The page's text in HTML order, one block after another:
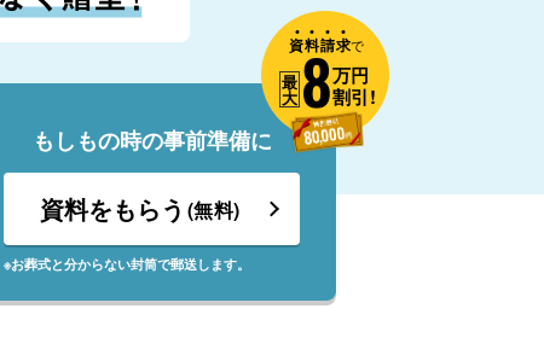
もしもの時の事前準備に
資料をもらう (無料)
※お葬式と分からない封筒で郵送します。
資料請求で
最
大8万円
割引!